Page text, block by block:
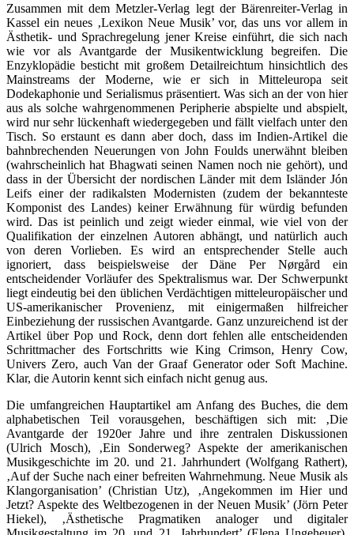
Zusammen mit dem Metzler-Verlag legt der Bärenreiter-Verlag in
Kassel ein neues ‚Lexikon Neue Musik’ vor, das uns vor allem in
Ästhetik- und Sprachregelung jener Kreise einführt, die sich nach
wie vor als Avantgarde der Musikentwicklung begreifen. Die
Enzyklopädie besticht mit großem Detailreichtum hinsichtlich des
Mainstreams der Moderne, wie er sich in Mitteleuropa seit
Dodekaphonie und Serialismus präsentiert. Was sich an der von hier
aus als solche wahrgenommenen Peripherie abspielte und abspielt,
wird nur sehr lückenhaft wiedergegeben und fällt vielfach unter den
Tisch. So erstaunt es dann aber doch, dass im Indien-Artikel die
bahnbrechenden Neuerungen von John Foulds unerwähnt bleiben
(wahrscheinlich hat Bhagwati seinen Namen noch nie gehört), und
dass in der Übersicht der nordischen Länder mit dem Isländer Jón
Leifs einer der radikalsten Modernisten (zudem der bekannteste
Komponist des Landes) keiner Erwähnung für würdig befunden
wird. Das ist peinlich und zeigt wieder einmal, wie viel von der
Qualifikation der einzelnen Autoren abhängt, und natürlich auch
von deren Vorlieben. Es wird an entsprechender Stelle auch
ignoriert, dass beispielsweise der Däne Per Nørgård ein
entscheidender Vorläufer des Spektralismus war. Der Schwerpunkt
liegt eindeutig bei den üblichen Verdächtigen mitteleuropäischer und
US-amerikanischer Provenienz, mit einigermaßen hilfreicher
Einbeziehung der russischen Avantgarde. Ganz unzureichend ist der
Artikel über Pop und Rock, denn dort fehlen alle entscheidenden
Schrittmacher des Fortschritts wie King Crimson, Henry Cow,
Univers Zero, auch Van der Graaf Generator oder Soft Machine.
Klar, die Autorin kennt sich einfach nicht genug aus.
Die umfangreichen Hauptartikel am Anfang des Buches, die dem
alphabetischen Teil vorausgehen, beschäftigen sich mit: ‚Die
Avantgarde der 1920er Jahre und ihre zentralen Diskussionen
(Ulrich Mosch), ‚Ein Sonderweg? Aspekte der amerikanischen
Musikgeschichte im 20. und 21. Jahrhundert (Wolfgang Rathert),
‚Auf der Suche nach einer befreiten Wahrnehmung. Neue Musik als
Klangorganisation’ (Christian Utz), ‚Angekommen im Hier und
Jetzt? Aspekte des Weltbezogenen in der Neuen Musik’ (Jörn Peter
Hiekel), ‚Ästhetische Pragmatiken analoger und digitaler